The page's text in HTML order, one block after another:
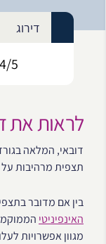
דירוג
4/5
לראות את
דובאי, המלאה
תצפית מרהיבות
בין אם מדובר
האינפיניטי
מגוון אפשרויות